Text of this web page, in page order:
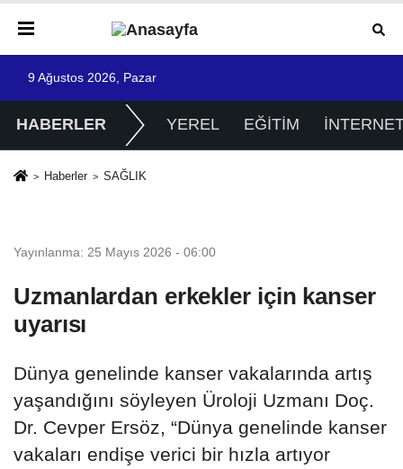
9 Ağustos 2026, Pazar
HABERLER YEREL EĞİTİM
Haberler SAĞLIK
Yayınlanma: 25 Mayıs 2026 - 06:00
Uzmanlardan erkekler için kanser
uyarısı
Dünya genelinde kanser vakalarında artış
yaşandığını söyleyen Üroloji Uzmanı Doç.
Dr. Cevper Ersöz, “Dünya genelinde kanser
vakaları endişe verici bir hızla artıyor